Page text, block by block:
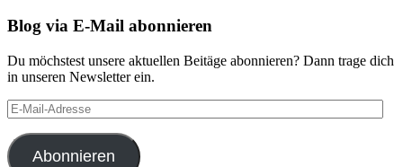
Blog via E-Mail abonnieren
Du möchstest unsere aktuellen Beitäge abonnieren? Dann trage dich
in unseren Newsletter ein.
E-
Mail-
Adresse
Abonnieren